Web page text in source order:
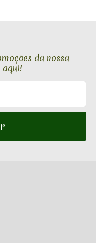
da nossa
aqui!